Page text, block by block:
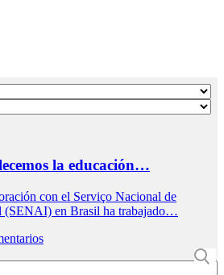
la educación…
con el Serviço Nacional de
(SENAI) en Brasil ha trabajado…